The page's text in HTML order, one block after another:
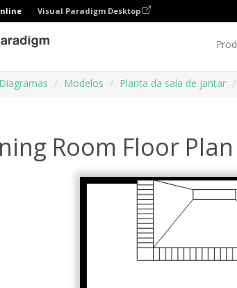
Visual Paradigm Desktop
Diagramas Modelos Planta da sala de jantar
Room Floor Plan